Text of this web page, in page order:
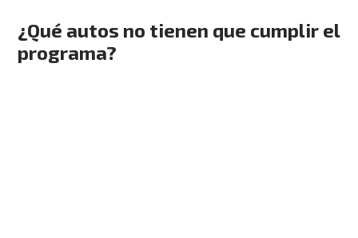
¿Qué autos no tienen que cumplir el
programa?